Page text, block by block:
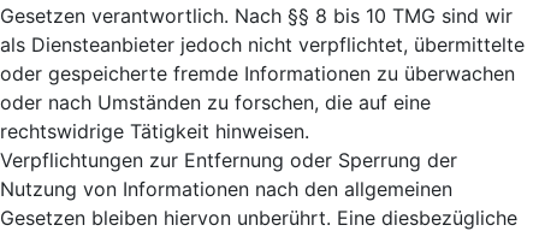
Gesetzen verantwortlich. Nach §§ 8 bis 10 TMG sind wir
als Diensteanbieter jedoch nicht verpflichtet, übermittelte
oder gespeicherte fremde Informationen zu überwachen
oder nach Umständen zu forschen, die auf eine
rechtswidrige Tätigkeit hinweisen.
Verpflichtungen zur Entfernung oder Sperrung der
Nutzung von Informationen nach den allgemeinen
Gesetzen bleiben hiervon unberührt. Eine diesbezügliche